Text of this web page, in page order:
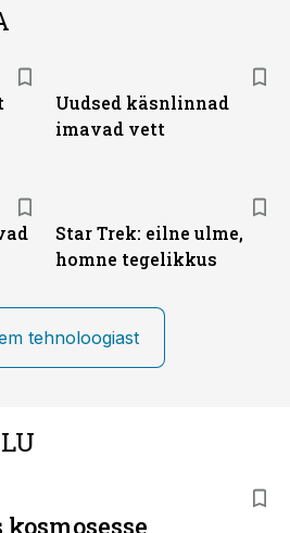
Uudsed käsnlinnad
imavad vett
Star Trek: eilne ulme,
homne tegelikkus
tehnoloogiast